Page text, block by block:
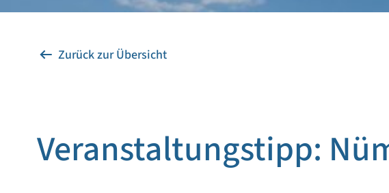
Zurück zur Übersicht
Veranstaltungstipp: